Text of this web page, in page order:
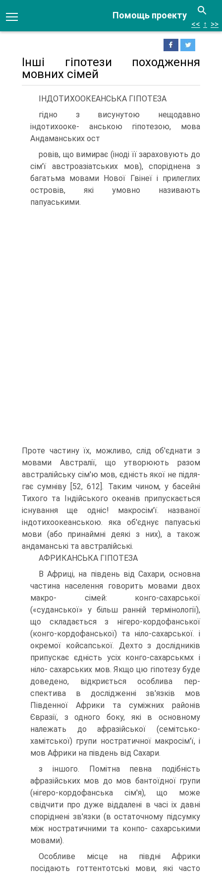
Помощь проекту
<< ↑ >>
Інші гіпотези походження
мовних сімей
ІНДОТИХООКЕАНСЬКА ГІПОТЕЗА
гідно з висунутою нещодавно
індотихооке- анською гіпотезою, мова
Андаманських ост­
ровів, що вимирає (іноді її зараховують до
сім'ї австроазіатських мов), спорід­нена з
багатьма мовами Нової Гвінеї і прилеглих
островів, які умовно називають
папуаськими.
Проте частину їх, можливо, слід об'єднати з
мовами Австралії, що утворюють разом
австралійську сім'ю мов, єдність якої не підля­
гає сумніву [52, 612]. Таким чином, у басейні
Тихого та Індійського океанів припускається
існування ще одніс! макросім'ї. названої
індотихоокеанською. яка об'єднує папуаські
мови (або принаймні деякі з них), а також
андаманські та австралійські.
АФРИКАНСЬКА ГІПОТЕЗА
В Африці, на південь від Сахари, основна
частина населення говорить мовами двох
макро- сімей: конго-сахарської
(«суданської» у більш ранній термінології),
що складаєть­ся з нігеро-кордофанської
(конго-кордофанської) та ніло-сахарської. і
окремої койсапської. Дехто з дослідників
припускає єдність усіх конго-сахарськмх і
ніло- сахарських мов. Якщо цю гіпотезу буде
доведено, відкриється особлива пер­
спектива в дослідженні зв'язків мов
Південної Африки та суміжних районів
Євразії, з одного боку, які в основному
належать до афразійської (семітсько-
хамітської) групи ностратичної макросім'ї, і
мов Африки на південь від Сахари.
з іншого. Помітна певна подібність
афразійських мов до мов бантоїдної групи
(нігеро-кордофанська сім'я), що може
свідчити про дуже віддалені в часі іх давні
споріднені зв'язки (в остаточному підсумку
між ностратичними та конпо- сахарськими
мовами).
Особливе місце на півдні Африки
посідають готтентотські мови, які часто